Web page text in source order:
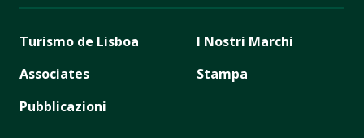
Turismo de Lisboa
Associates
Pubblicazioni
I Nostri Marchi
Stampa